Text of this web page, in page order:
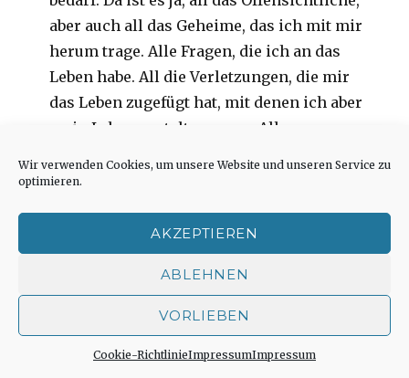
Wir verwenden Cookies, um unsere Website und unseren Service zu
optimieren.
AKZEPTIEREN
ABLEHNEN
VORLIEBEN
Cookie-RichtlinieImpressumImpressum
aber auch all das Geheime, das ich mit mir
herum trage. Alle Fragen, die ich an das
Leben habe. All die Verletzungen, die mir
das Leben zugefügt hat, mit denen ich aber
mein Leben gestalten muss. Alle
habe, wissentlich und auch unwissentlich.
Grenzen zwischen mir und meinem
Nächsten, und damit zwischen mir und DIR.
Du hast mich erlöst, treuer Gott. Erlöst
wozu? Erlöst zum Leben! Weil Du „Ja“ gesagt
hast zum Leben und auch uns dieses „Ja“
zugesprochen hast. Im Leidensweg Jesu,